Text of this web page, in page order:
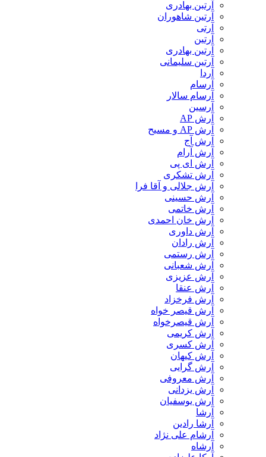
آرتبن بهادری
آرتين شاهوران
آرتی
آرتین
آرتین بهادری
آرتین سلیمانی
آردا
آرسام
آرسام سالار
آرسین
آرش AP
آرش AP و مسیح
آرش آج
آرش آرام
آرش ای پی
آرش تشکری
آرش جلالی و آقا فرا
آرش حسینی
آرش خاتمی
آرش خان احمدی
آرش داوری
آرش رادان
آرش رستمى
آرش شعبانی
آرش عزیزی
آرش عنقا
آرش فرخزاد
آرش قیصر خواه
آرش قیصرخواه
آرش کریمی
آرش کسری
آرش کیهان
آرش گرایی
آرش معروفی
آرش یزدانی
آرش یوسفیان
آرشا
آرشا رادین
آرشام علی نژاد
آرشاه